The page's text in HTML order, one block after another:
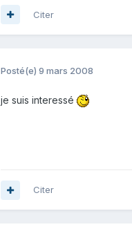
Citer
Posté(e) 9 mars 2008
je suis interessé
Citer